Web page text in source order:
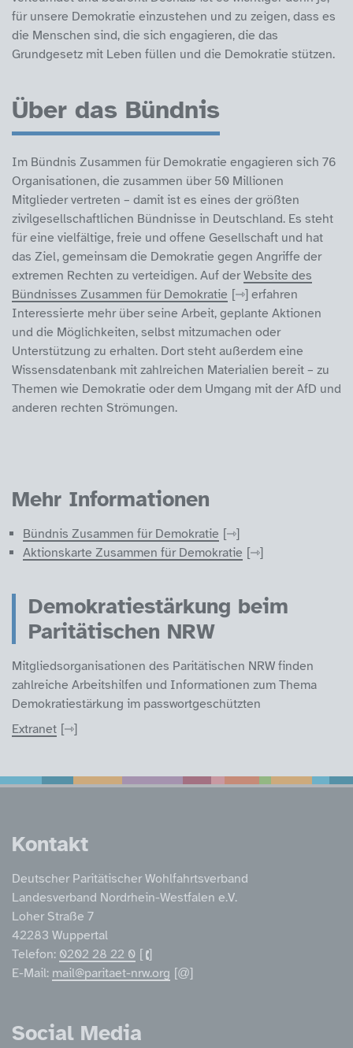
für unsere Demokratie einzustehen und zu zeigen, dass es
die Menschen sind, die sich engagieren, die das
Grundgesetz mit Leben füllen und die Demokratie stützen.
Über das Bündnis
Im Bündnis Zusammen für Demokratie engagieren sich 76
Organisationen, die zusammen über 50 Millionen
Mitglieder vertreten – damit ist es eines der größten
zivilgesellschaftlichen Bündnisse in Deutschland. Es steht
für eine vielfältige, freie und offene Gesellschaft und hat
das Ziel, gemeinsam die Demokratie gegen Angriffe der
extremen Rechten zu verteidigen. Auf derWebsite des
Bündnisses Zusammen für Demokratie
erfahren
Interessierte mehr über seine Arbeit, geplante Aktionen
und die Möglichkeiten, selbst mitzumachen oder
Unterstützung zu erhalten. Dort steht außerdem eine
Wissensdatenbank mit zahlreichen Materialien bereit – zu
Themen wie Demokratie oder dem Umgang mit der AfD und
anderen rechten Strömungen.
Mehr Informationen
Bündnis Zusammen für Demokratie
Aktionskarte Zusammen für Demokratie
Demokratiestärkung beim
Paritätischen NRW
Mitgliedsorganisationen des Paritätischen NRW finden
zahlreiche Arbeitshilfen und Informationen zum Thema
Demokratiestärkung im passwortgeschützten
Extranet
Service
Kontakt
Deutscher Paritätischer Wohlfahrtsverband
Landesverband Nordrhein-Westfalen e.V.
Loher Straße 7
42283 Wuppertal
Telefon: 0202 28 22 0
E-Mail: mail@paritaet-nrw.org
Social Media